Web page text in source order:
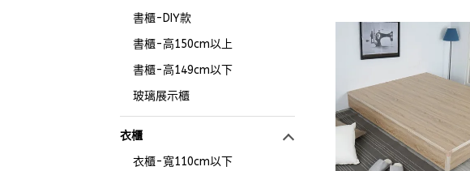
書櫃-DIY款
書櫃-高150cm以上
書櫃-高149cm以下
玻璃展示櫃
衣櫃
衣櫃-寬110cm以下